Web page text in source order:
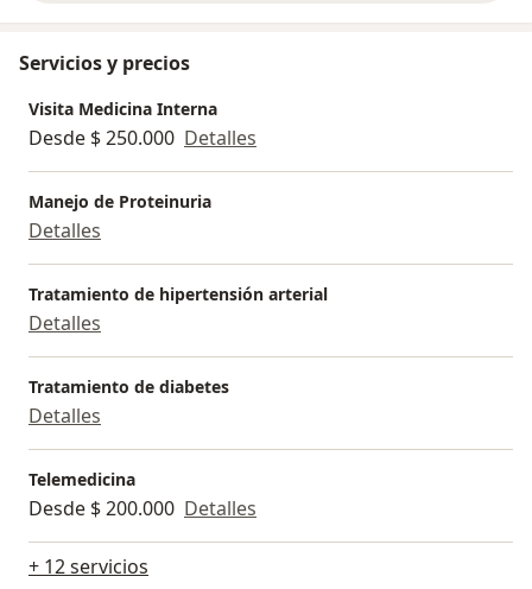
Servicios y precios
Visita Medicina Interna
Desde $ 250.000 Detalles
Manejo de Proteinuria
Detalles
Tratamiento de hipertensión arterial
Detalles
Tratamiento de diabetes
Detalles
Telemedicina
Desde $ 200.000 Detalles
+ 12 servicios